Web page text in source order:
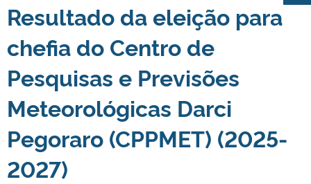
TELEFONES
Resultado da eleição para
chefia do Centro de
Pesquisas e Previsões
Meteorológicas Darci
Pegoraro (CPPMET) (2025-
2027)